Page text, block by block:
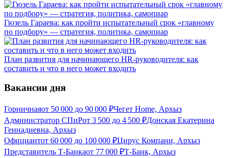
Гюзель Гараева: как пройти испытательный срок «главному
по подбору» — стратегия, политика, самопиар
План развития для начинающего HR-руководителя: как
составить и что в него может входить
Вакансии дня
Горничнаяот 50 000 до 90 000 ₽Чегет Home, Архыз
Администратор СПиРот 3 500 до 4 500 ₽Донская Екатерина
Геннадиевна, Архыз
Официантот 60 000 до 100 000 ₽Цирус Компани, Архыз
Представитель Т-Банкаот 77 000 ₽Т-Банк, Архыз